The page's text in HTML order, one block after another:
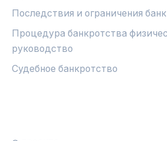
Последствия и ограничения
Процедура банкротства
руководство
Судебное банкротство